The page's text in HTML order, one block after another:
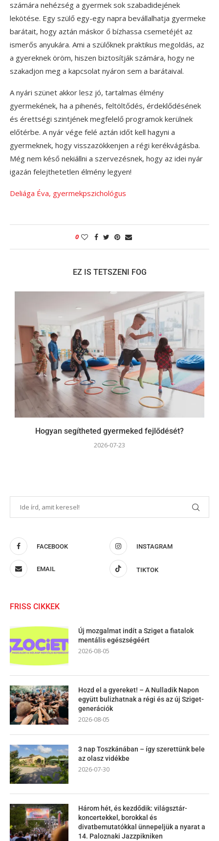
számára nehézség a gyermek sok szabadidejének
lekötése. Egy szülő egy-egy napra bevállalhatja gyermeke
barátait, hogy aztán máskor ő bízhassa csemetéjét az
ismerős anyukára. Ami a szülőknek praktikus megoldás, az
a gyereknek öröm, hiszen biztosítják számára, hogy ne
szakadjon meg a kapcsolat nyáron sem a barátaival.
A nyári szünet akkor lesz jó, tartalmas élmény
gyermekének, ha a pihenés, feltöltődés, érdeklődésének
és érettségi szintjének megfelelő programok kerülnek
előtérbe. A nyár vége felé aztán időt kell hagyni a
gyermeknek, hogy visszazökkenjen a régi kerékvágásba.
Még nem késő nekiállni a szervezésnek, hogy az idei nyár
igazán felejthetetlen élmény legyen!
Deliága Éva, gyermekpszichológus
0
EZ IS TETSZENI FOG
Hogyan segítheted gyermeked fejlődését?
2026-07-23
FACEBOOK INSTAGRAM
EMAIL TIKTOK
FRISS CIKKEK
Új mozgalmat indít a Sziget a fiatalok
mentális egészségéért
2026-08-05
Hozd el a gyereket! – A Nulladik Napon
együtt bulizhatnak a régi és az új Sziget-
generációk
2026-08-05
3 nap Toszkánában – így szerettünk bele
az olasz vidékbe
2026-07-30
Három hét, és kezdődik: világsztár-
koncertekkel, borokkal és
divatbemutatókkal ünnepeljük a nyarat a
14. Paloznaki Jazzpikniken